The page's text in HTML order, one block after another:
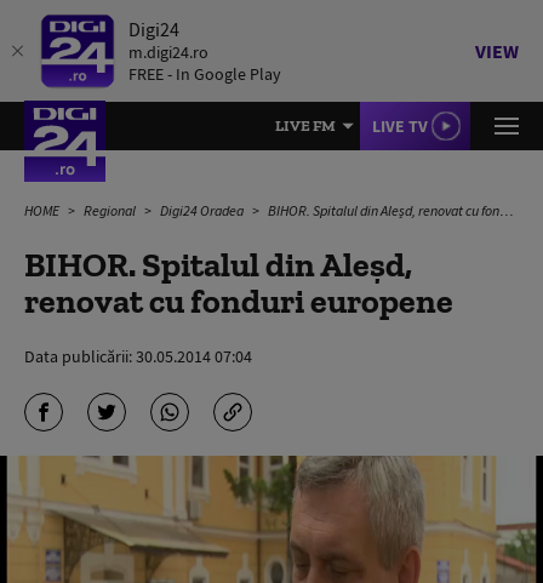
Digi24
m.digi24.ro
FREE - In Google Play
VIEW
LIVE FM LIVE TV
HOME Regional Digi24 Oradea BIHOR. Spitalul din Aleșd, renovat cu fonduri europene
BIHOR. Spitalul din Aleșd,
renovat cu fonduri europene
Data publicării:30.05.2014 07:04